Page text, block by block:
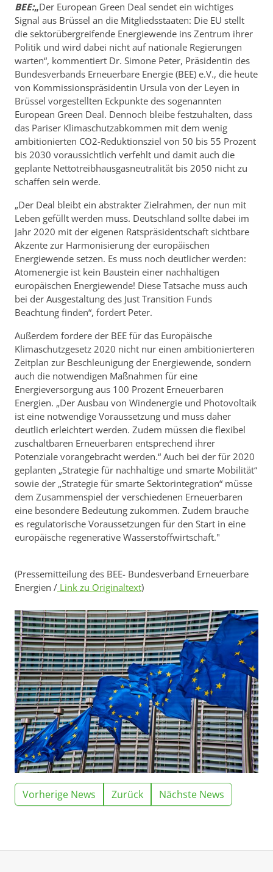
BEE:„Der European Green Deal sendet ein wichtiges
Signal aus Brüssel an die Mitgliedsstaaten: Die EU stellt
die sektorübergreifende Energiewende ins Zentrum ihrer
Politik und wird dabei nicht auf nationale Regierungen
warten“, kommentiert Dr. Simone Peter, Präsidentin des
Bundesverbands Erneuerbare Energie (BEE) e.V., die heute
von Kommissionspräsidentin Ursula von der Leyen in
Brüssel vorgestellten Eckpunkte des sogenannten
European Green Deal. Dennoch bleibe festzuhalten, dass
das Pariser Klimaschutzabkommen mit dem wenig
ambitionierten CO2-Reduktionsziel von 50 bis 55 Prozent
bis 2030 voraussichtlich verfehlt und damit auch die
geplante Nettotreibhausgasneutralität bis 2050 nicht zu
schaffen sein werde.
„Der Deal bleibt ein abstrakter Zielrahmen, der nun mit
Leben gefüllt werden muss. Deutschland sollte dabei im
Jahr 2020 mit der eigenen Ratspräsidentschaft sichtbare
Akzente zur Harmonisierung der europäischen
Energiewende setzen. Es muss noch deutlicher werden:
Atomenergie ist kein Baustein einer nachhaltigen
europäischen Energiewende! Diese Tatsache muss auch
bei der Ausgestaltung des Just Transition Funds
Beachtung finden“, fordert Peter.
Außerdem fordere der BEE für das Europäische
Klimaschutzgesetz 2020 nicht nur einen ambitionierteren
Zeitplan zur Beschleunigung der Energiewende, sondern
auch die notwendigen Maßnahmen für eine
Energieversorgung aus 100 Prozent Erneuerbaren
Energien. „Der Ausbau von Windenergie und Photovoltaik
ist eine notwendige Voraussetzung und muss daher
deutlich erleichtert werden. Zudem müssen die flexibel
zuschaltbaren Erneuerbaren entsprechend ihrer
Potenziale vorangebracht werden.“ Auch bei der für 2020
geplanten „Strategie für nachhaltige und smarte Mobilität“
sowie der „Strategie für smarte Sektorintegration“ müsse
dem Zusammenspiel der verschiedenen Erneuerbaren
eine besondere Bedeutung zukommen. Zudem brauche
es regulatorische Voraussetzungen für den Start in eine
europäische regenerative Wasserstoffwirtschaft."
(Pressemitteilung des BEE- Bundesverband Erneuerbare
Energien / Link zu Originaltext)
Vorherige News Zurück Nächste News